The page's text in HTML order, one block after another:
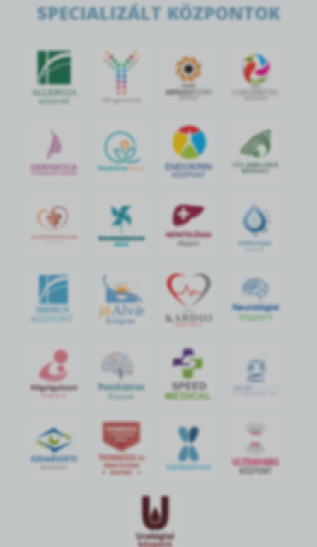
SPECIALIZÁLT KÖZPONTOK
IMMUN
KÖZPONT
jó Alvás
Központ